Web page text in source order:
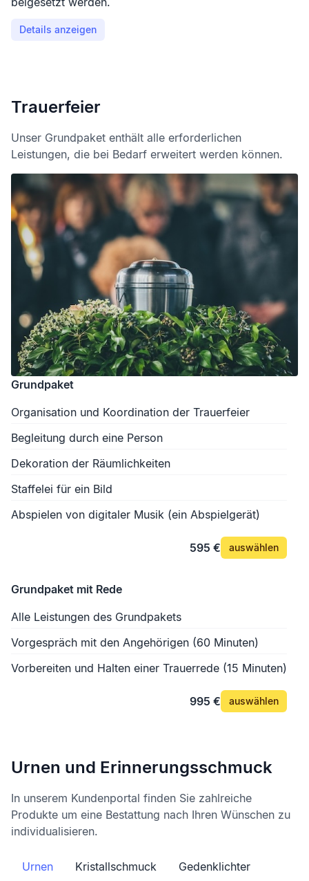
Details anzeigen
Trauerfeier
Unser Grundpaket enthält alle erforderlichen
Leistungen, die bei Bedarf erweitert werden können.
Grundpaket
Organisation und Koordination der Trauerfeier
Begleitung durch eine Person
Dekoration der Räumlichkeiten
Staffelei für ein Bild
Abspielen von digitaler Musik (ein Abspielgerät)
595 € auswählen
Grundpaket mit Rede
Alle Leistungen des Grundpakets
Vorgespräch mit den Angehörigen (60 Minuten)
Vorbereiten und Halten einer Trauerrede (15 Minuten)
995 € auswählen
Urnen und Erinnerungsschmuck
In unserem Kundenportal finden Sie zahlreiche
Produkte um eine Bestattung nach Ihren Wünschen zu
individualisieren.
Urnen Kristallschmuck Gedenklichter